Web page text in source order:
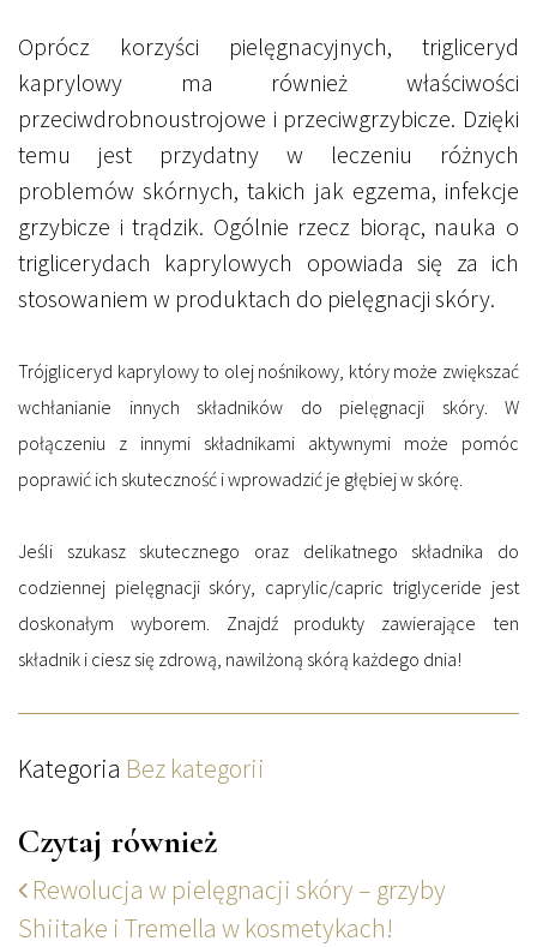
Oprócz korzyści pielęgnacyjnych, trigliceryd
kaprylowy ma również właściwości
przeciwdrobnoustrojowe i przeciwgrzybicze. Dzięki
temu jest przydatny w leczeniu różnych
problemów skórnych, takich jak egzema, infekcje
grzybicze i trądzik. Ogólnie rzecz biorąc, nauka o
triglicerydach kaprylowych opowiada się za ich
stosowaniem w produktach do pielęgnacji skóry.
Trójgliceryd kaprylowy to olej nośnikowy, który może zwiększać
wchłanianie innych składników do pielęgnacji skóry. W
połączeniu z innymi składnikami aktywnymi może pomóc
poprawić ich skuteczność i wprowadzić je głębiej w skórę.
Jeśli szukasz skutecznego oraz delikatnego składnika do
codziennej pielęgnacji skóry, caprylic/capric triglyceride jest
doskonałym wyborem. Znajdź produkty zawierające ten
składnik i ciesz się zdrową, nawilżoną skórą każdego dnia!
Kategoria Bez kategorii
Czytaj również
Rewolucja w pielęgnacji skóry – grzyby
Shiitake i Tremella w kosmetykach!